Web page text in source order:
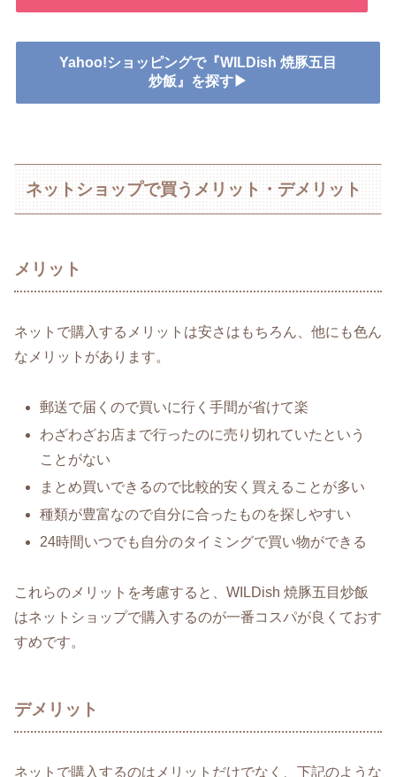
Yahoo!ショッピングで『WILDish 焼豚五目
炒飯』を探す▶
ネットショップで買うメリット・デメリット
メリット
ネットで購入するメリットは安さはもちろん、他にも色ん
なメリットがあります。
郵送で届くので買いに行く手間が省けて楽
わざわざお店まで行ったのに売り切れていたという
ことがない
まとめ買いできるので比較的安く買えることが多い
種類が豊富なので自分に合ったものを探しやすい
24時間いつでも自分のタイミングで買い物ができる
これらのメリットを考慮すると、WILDish 焼豚五目炒飯
はネットショップで購入するのが一番コスパが良くておす
すめです。
デメリット
ネットで購入するのはメリットだけでなく、下記のような